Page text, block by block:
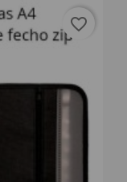
favorite_border